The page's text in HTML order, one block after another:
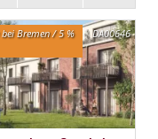
DA00646
Bremen / 5 %